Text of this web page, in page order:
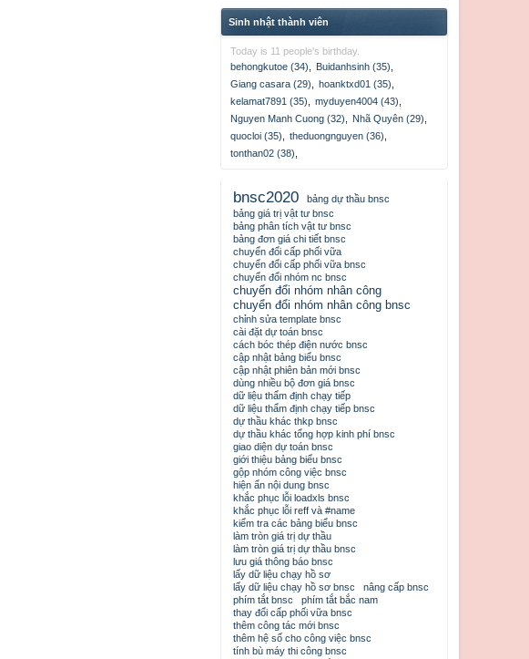
Sinh nhật thành viên
Today is 11 people's birthday.
behongkutoe (34)
Buidanhsinh (35)
Giang casara (29)
hoanktxd01 (35)
kelamat7891 (35)
myduyen4004 (43)
Nguyen Manh Cuong (32)
Nhã Quyên (29)
quocloi (35)
theduongnguyen (36)
tonthan02 (38)
bnsc2020
bảng dự thầu bnsc
bảng giá trị vật tư bnsc
bảng phân tích vật tư bnsc
bảng đơn giá chi tiết bnsc
chuyển đổi cấp phối vữa
chuyển đổi cấp phối vữa bnsc
chuyển đổi nhóm nc bnsc
chuyển đổi nhóm nhân công
chuyển đổi nhóm nhân công bnsc
chỉnh sửa template bnsc
cài đặt dự toán bnsc
cách bóc thép điện nước bnsc
cập nhật bảng biểu bnsc
cập nhật phiên bản mới bnsc
dùng nhiều bộ đơn giá bnsc
dữ liệu thẩm định chạy tiếp
dữ liệu thẩm định chạy tiếp bnsc
dự thầu khác thkp bnsc
dự thầu khác tổng hợp kinh phí bnsc
giao diện dự toán bnsc
giới thiệu bảng biểu bnsc
gộp nhóm công việc bnsc
hiện ẩn nội dung bnsc
khắc phục lỗi loadxls bnsc
khắc phục lỗi reff và #name
kiểm tra các bảng biểu bnsc
làm tròn giá trị dự thầu
làm tròn giá trị dự thầu bnsc
lưu giá thông báo bnsc
lấy dữ liệu chạy hồ sơ
lấy dữ liệu chạy hồ sơ bnsc
nâng cấp bnsc
phím tắt bnsc
phím tắt bắc nam
thay đổi cấp phối vữa bnsc
thêm công tác mới bnsc
thêm hệ số cho công việc bnsc
tính bù máy thi công bnsc